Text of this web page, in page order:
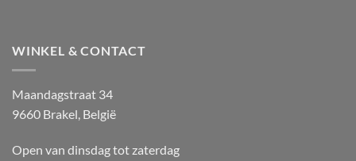
WINKEL & CONTACT
Maandagstraat 34
9660 Brakel, België
Open van dinsdag tot zaterdag